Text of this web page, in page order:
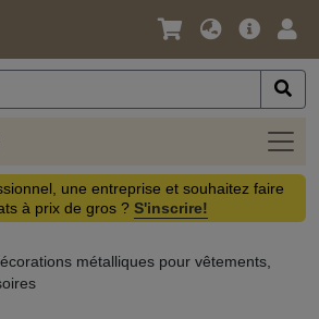
Langue
Devise
Offre
une entreprise et souhaitez faire
à prix de gros ? S'inscrire!
métalliques pour vêtements,